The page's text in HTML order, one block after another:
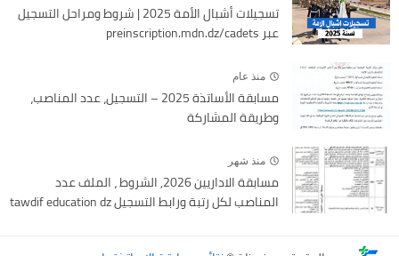
تسجيلات أشبال الأمة 2025 | شروط ومراحل التسجيل
عبر preinscription.mdn.dz/cadets
منذ عام
مسابقة الأساتذة 2025 – التسجيل، عدد المناصب،
وطريقة المشاركة
منذ شهر
مسابقة الاداريين 2026, الشروط ، الملف عدد
المناصب لكل رتبة ورابط التسجيل tawdif education dz